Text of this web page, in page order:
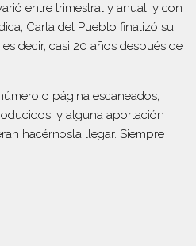
entre trimestral y anual, y con
Carta del Pueblo finalizó su
decir, casi 20 años después de
o página escaneados,
y alguna aportación
hacérnosla llegar. Siempre